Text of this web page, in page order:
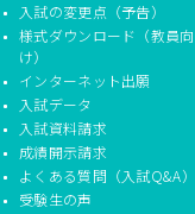
入試の変更点（予告）
様式ダウンロード（教員向
け）
インターネット出願
入試データ
入試資料請求
成績開示請求
よくある質問（入試Q&A）
受験生の声